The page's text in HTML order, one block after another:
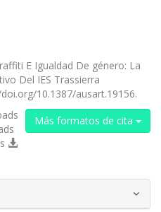
E Igualdad De género: La
Del IES Trassierra
10.1387/ausart.19156.
Más formatos de cita